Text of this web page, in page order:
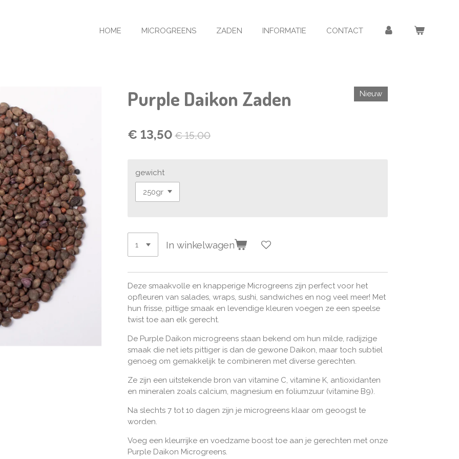
HOME MICROGREENS ZADEN INFORMATIE CONTACT
Purple Daikon Zaden Nieuw
€ 13,50 € 15,00
gewicht
In winkelwagen
Deze smaakvolle en knapperige Microgreens zijn perfect voor het
opfleuren van salades, wraps, sushi, sandwiches en nog veel meer! Met
hun frisse, pittige smaak en levendige kleuren voegen ze een speelse
twist toe aan elk gerecht.
De Purple Daikon microgreens staan bekend om hun milde, radijzige
smaak die net iets pittiger is dan de gewone Daikon, maar toch subtiel
genoeg om gemakkelijk te combineren met diverse gerechten.
Ze zijn een uitstekende bron van vitamine C, vitamine K, antioxidanten
en mineralen zoals calcium, magnesium en foliumzuur (vitamine B9).
Na slechts 7 tot 10 dagen zijn je microgreens klaar om geoogst te
worden.
Voeg een kleurrijke en voedzame boost toe aan je gerechten met onze
Purple Daikon Microgreens.